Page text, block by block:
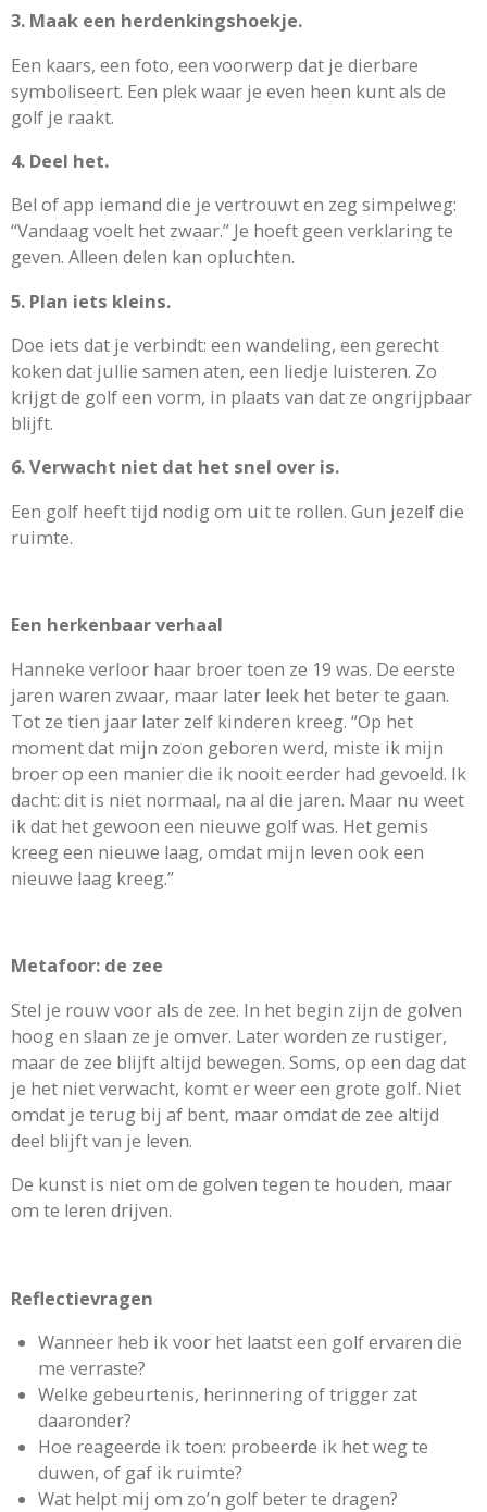
3. Maak een herdenkingshoekje.
Een kaars, een foto, een voorwerp dat je dierbare
symboliseert. Een plek waar je even heen kunt als de
golf je raakt.
4. Deel het.
Bel of app iemand die je vertrouwt en zeg simpelweg:
“Vandaag voelt het zwaar.” Je hoeft geen verklaring te
geven. Alleen delen kan opluchten.
5. Plan iets kleins.
Doe iets dat je verbindt: een wandeling, een gerecht
koken dat jullie samen aten, een liedje luisteren. Zo
krijgt de golf een vorm, in plaats van dat ze ongrijpbaar
blijft.
6. Verwacht niet dat het snel over is.
Een golf heeft tijd nodig om uit te rollen. Gun jezelf die
ruimte.
Een herkenbaar verhaal
Hanneke verloor haar broer toen ze 19 was. De eerste
jaren waren zwaar, maar later leek het beter te gaan.
Tot ze tien jaar later zelf kinderen kreeg. “Op het
moment dat mijn zoon geboren werd, miste ik mijn
broer op een manier die ik nooit eerder had gevoeld. Ik
dacht: dit is niet normaal, na al die jaren. Maar nu weet
ik dat het gewoon een nieuwe golf was. Het gemis
kreeg een nieuwe laag, omdat mijn leven ook een
nieuwe laag kreeg.”
Metafoor: de zee
Stel je rouw voor als de zee. In het begin zijn de golven
hoog en slaan ze je omver. Later worden ze rustiger,
maar de zee blijft altijd bewegen. Soms, op een dag dat
je het niet verwacht, komt er weer een grote golf. Niet
omdat je terug bij af bent, maar omdat de zee altijd
deel blijft van je leven.
De kunst is niet om de golven tegen te houden, maar
om te leren drijven.
Reflectievragen
Wanneer heb ik voor het laatst een golf ervaren die
me verraste?
Welke gebeurtenis, herinnering of trigger zat
daaronder?
Hoe reageerde ik toen: probeerde ik het weg te
duwen, of gaf ik ruimte?
Wat helpt mij om zo’n golf beter te dragen?